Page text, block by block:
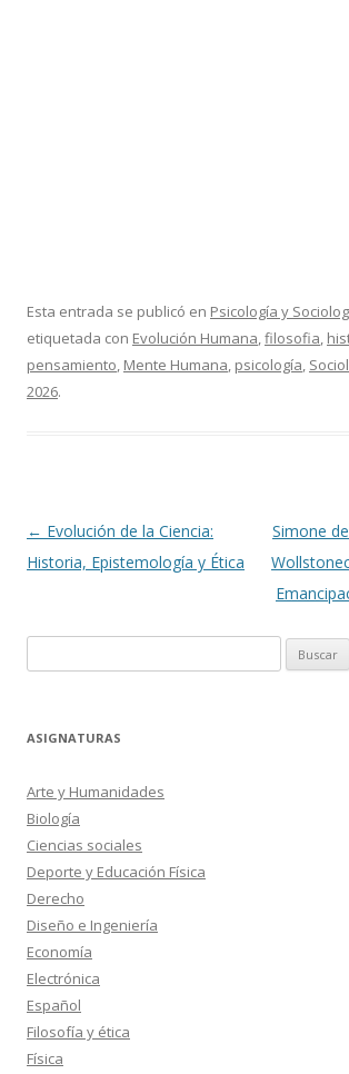
Esta entrada se publicó en Psicología y
etiquetada con Evolución Humana,filosofia,
pensamiento, Mente Humana, psicología,
2026.
Navegación
de
← Evolución de la Ciencia:
Historia, Epistemología y Ética
Simone
ASIGNATURAS
Arte y Humanidades
Biología
Ciencias sociales
Deporte y Educación Física
Derecho
Diseño e Ingeniería
Economía
Electrónica
Español
Filosofía y ética
Física